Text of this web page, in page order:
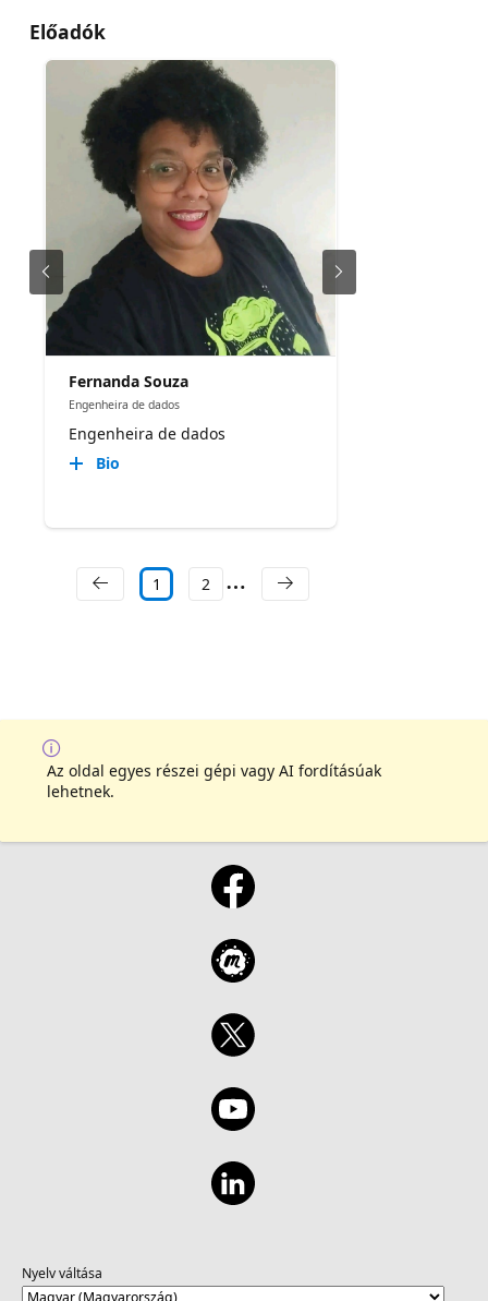
Előadók
Fernanda Souza
Engenheira de dados
Engenheira de dados
Bio
1 2
Az oldal egyes részei gépi vagy AI fordításúak
lehetnek.
Nyelv váltása